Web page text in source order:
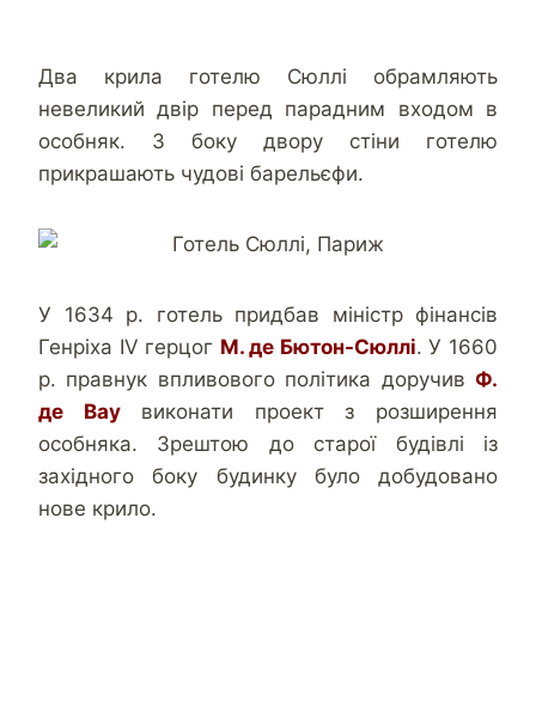
Два крила готелю Сюллі обрамляють
невеликий двір перед парадним входом в
особняк. З боку двору стіни готелю
прикрашають чудові барельєфи.
У 1634 р. готель придбав міністр фінансів
Генріха IV герцог М. де Бютон-Сюллі. У 1660
р. правнук впливового політика доручив Ф.
де Ваувиконати проект з розширення
особняка. Зрештою до старої будівлі із
західного боку будинку було добудовано
нове крило.